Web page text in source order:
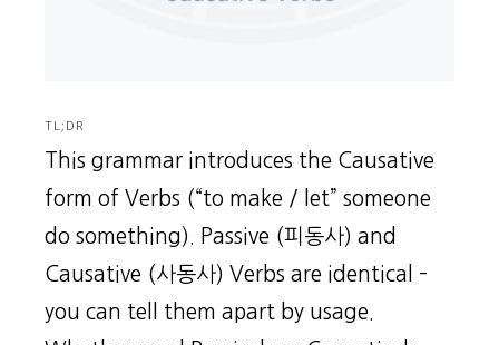
TL;DR
This grammar introduces the Causative
form of Verbs (“to make / let” someone
do something). Passive (피동사) and
Causative (사동사) Verbs are identical –
you can tell them apart by usage.